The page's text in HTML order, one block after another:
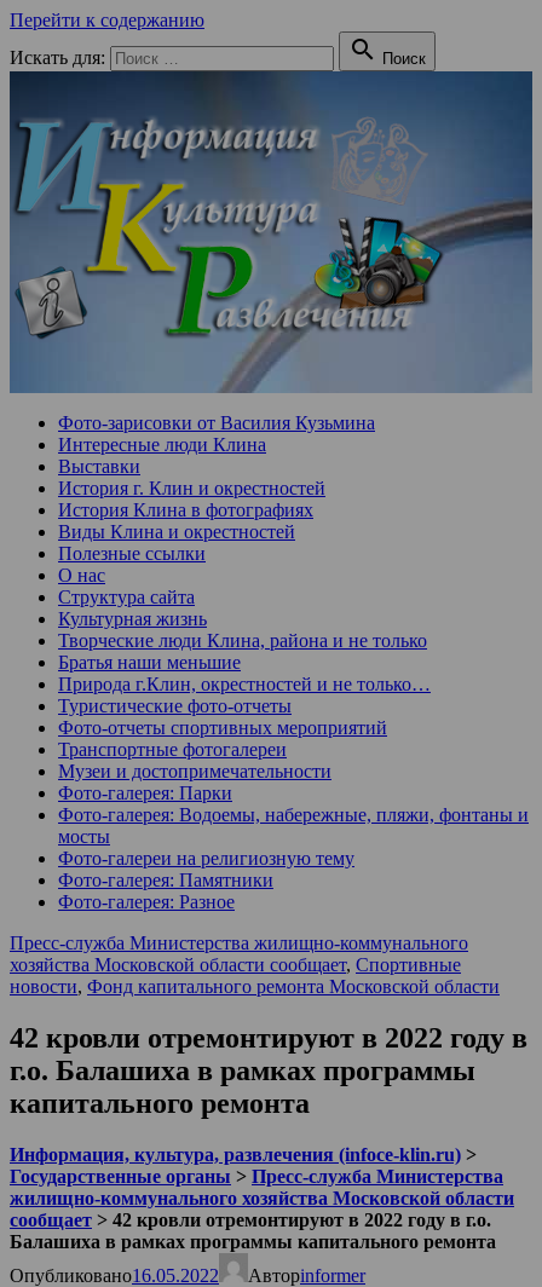
Перейти к содержанию
Искать для:
 Поиск
Фото-зарисовки от Василия Кузьмина
Интересные люди Клина
Выставки
История г. Клин и окрестностей
История Клина в фотографиях
Виды Клина и окрестностей
Полезные ссылки
О нас
Структура сайта
Культурная жизнь
Творческие люди Клина, района и не только
Братья наши меньшие
Природа г.Клин, окрестностей и не только…
Туристические фото-отчеты
Фото-отчеты спортивных мероприятий
Транспортные фотогалереи
Музеи и достопримечательности
Фото-галерея: Парки
Фото-галерея: Водоемы, набережные, пляжи, фонтаны и
мосты
Фото-галереи на религиозную тему
Фото-галерея: Памятники
Фото-галерея: Разное
Пресс-служба Министерства жилищно-коммунального
хозяйства Московской области сообщает, Спортивные
новости, Фонд капитального ремонта Московской области
42 кровли отремонтируют в 2022 году в
г.о. Балашиха в рамках программы
капитального ремонта
Информация, культура, развлечения (infoce-klin.ru) >
Государственные органы > Пресс-служба Министерства
жилищно-коммунального хозяйства Московской области
сообщает > 42 кровли отремонтируют в 2022 году в г.о.
Балашиха в рамках программы капитального ремонта
Опубликовано16.05.2022 Авторinformer